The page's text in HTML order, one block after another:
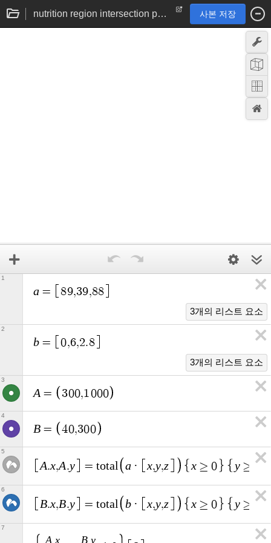
nutrition region intersection problem thing 사본 저장
a = 89,39,88
3개의 리스트 요소
1
b = 0,6,2.8
3개의 리스트 요소
2
A = 300,1000
3
B = 40,300
4
A.x,A.y = total a · x,y,z x ≥ 0 y ≥ 0
5
B.x,B.y = total b · x,y,z x ≥ 0 y ≥ 0
6
A x B .y
7